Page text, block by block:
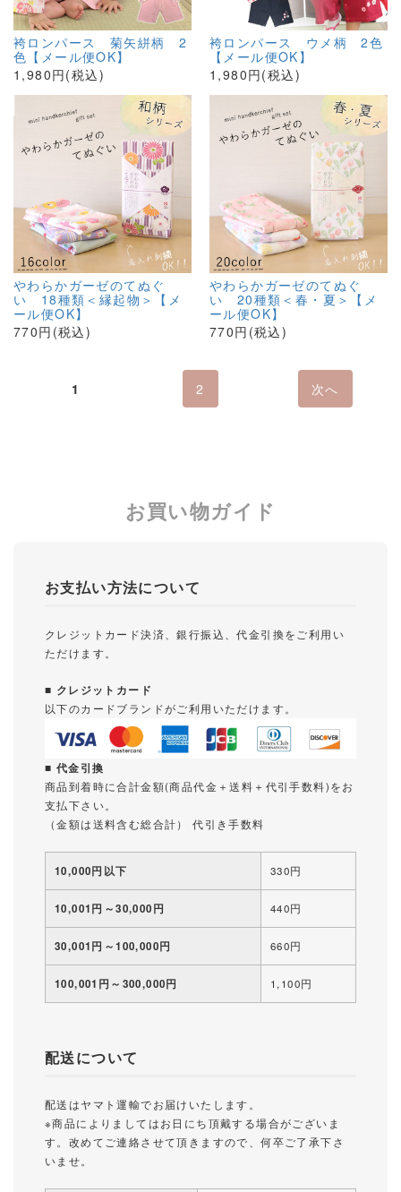
袴ロンパース 菊矢絣柄 2
色【メール便OK】
1,980円(税込)
袴ロンパース ウメ柄 2色
【メール便OK】
1,980円(税込)
やわらかガーゼのてぬぐ
い 18種類＜縁起物＞【メ
ール便OK】
770円(税込)
やわらかガーゼのてぬぐ
い 20種類＜春・夏＞【メ
ール便OK】
770円(税込)
1 2 次へ
お買い物ガイド
お支払い方法について
クレジットカード決済、銀行振込、代金引換をご利用い
ただけます。
■ クレジットカード
以下のカードブランドがご利用いただけます。
■ 代金引換
商品到着時に合計金額(商品代金＋送料＋代引手数料)をお
支払下さい。
（金額は送料含む総合計） 代引き手数料
10,000円以下 330円
10,001円～30,000円 440円
30,001円～100,000円 660円
100,001円～300,000円 1,100円
配送について
配送はヤマト運輸でお届けいたします。
※商品によりましてはお日にち頂戴する場合がございま
す。改めてご連絡させて頂きますので、何卒ご了承下さ
いませ。